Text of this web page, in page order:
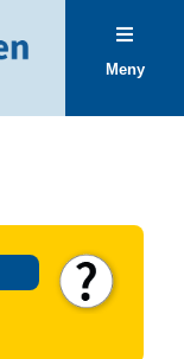
Meny